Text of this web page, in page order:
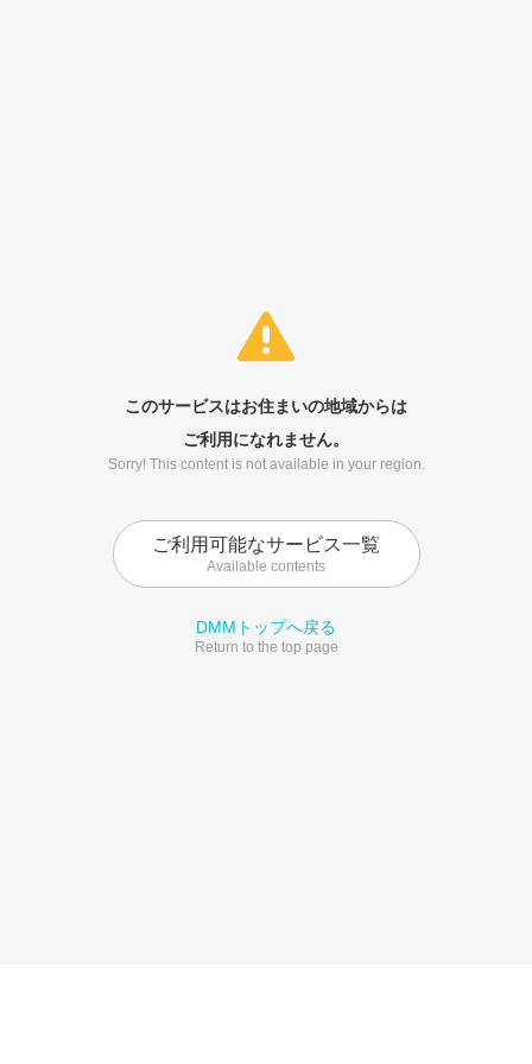
このサービスはお住まいの地域からは
ご利用になれません。
Sorry! This content is not available in your region.
ご利用可能なサービス一覧
Available contents
DMMトップへ戻る
Return to the top page